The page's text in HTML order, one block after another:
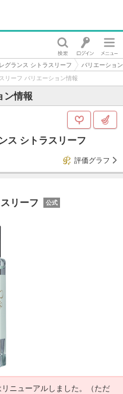
グランス シトラスリーフ
バリエーショ
リーフ バリエーション情報
ン情報
ス シトラスリーフ
評価グラフ
リーフ 公式
ニューアルしました。（ただ